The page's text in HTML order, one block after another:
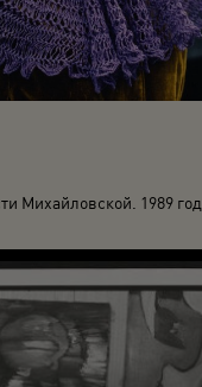
Михайловской. 1989 год.